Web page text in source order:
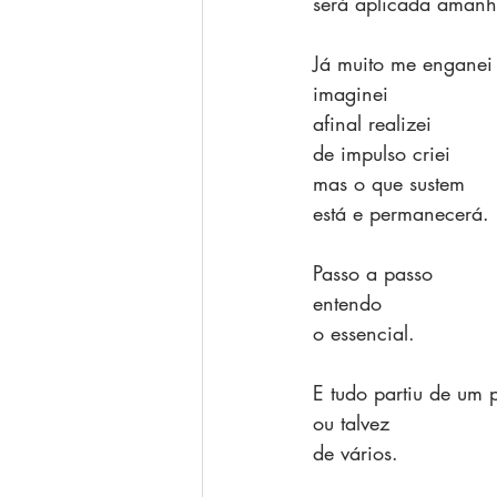
Já muito me enganei
imaginei
afinal realizei
de impulso criei
mas o que sustem
está e permanecerá.
Passo a passo
entendo
o essencial.
E tudo partiu de um
ou talvez
de vários.